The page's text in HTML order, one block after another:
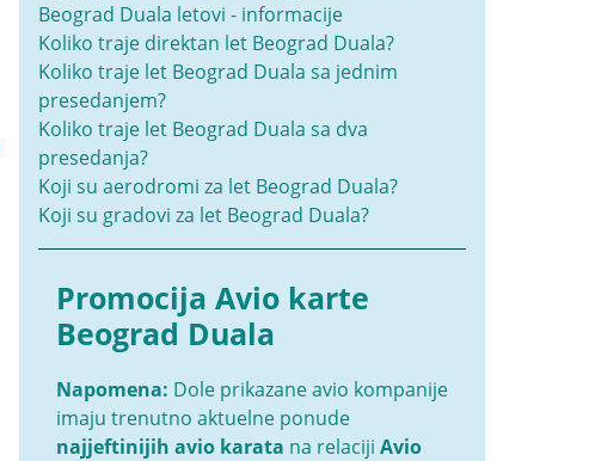
Beograd Duala letovi - informacije
Koliko traje direktan let Beograd Duala?
Koliko traje let Beograd Duala sa jednim
presedanjem?
Koliko traje let Beograd Duala sa dva
presedanja?
Koji su aerodromi za let Beograd Duala?
Koji su gradovi za let Beograd Duala?
Promocija Avio karte
Beograd Duala
Napomena: Dole prikazane avio kompanije
imaju trenutno aktuelne ponude
najjeftinijih avio karata na relaciji Avio